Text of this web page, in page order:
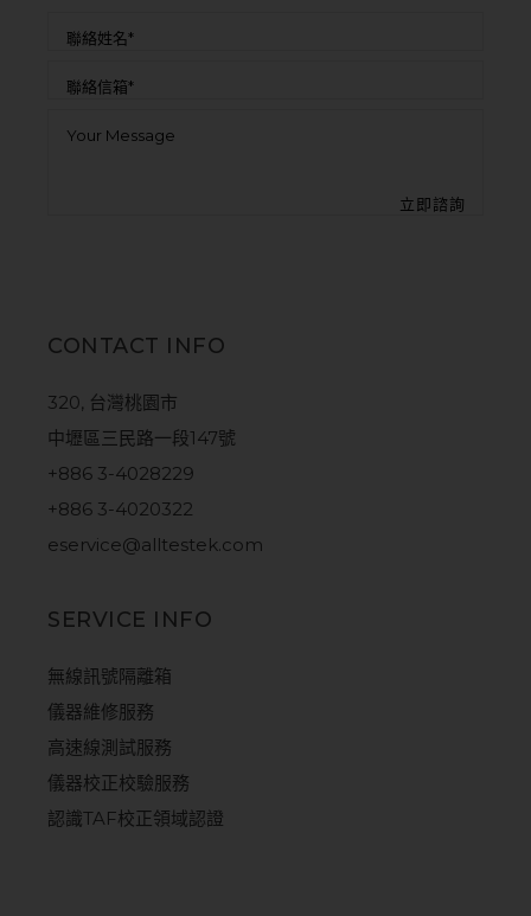
CONTACT INFO
320, 台灣桃園市
中壢區三民路一段147號
+886 3-4028229
+886 3-4020322
eservice@alltestek.com
SERVICE INFO
無線訊號隔離箱
儀器維修服務
高速線測試服務
儀器校正校驗服務
認識TAF校正領域認證